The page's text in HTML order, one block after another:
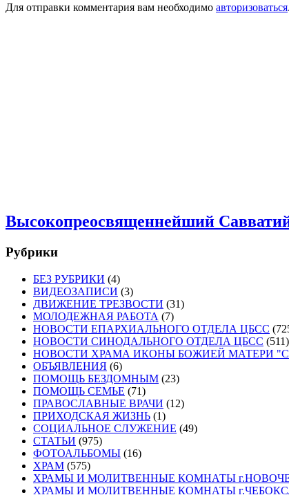
Для отправки комментария вам необходимо авторизоваться.
Высокопреосвященнейший
Рубрики
БЕЗ РУБРИКИ (4)
ВИДЕОЗАПИСИ (3)
ДВИЖЕНИЕ ТРЕЗВОСТИ (31)
МОЛОДЕЖНАЯ РАБОТА (7)
НОВОСТИ ЕПАРХИАЛЬНОГО ОТДЕЛА ЦБСС
НОВОСТИ СИНОДАЛЬНОГО ОТДЕЛА ЦБСС (511)
НОВОСТИ ХРАМА ИКОНЫ БОЖИЕЙ МАТЕРИ
ОБЪЯВЛЕНИЯ (6)
ПОМОЩЬ БЕЗДОМНЫМ (23)
ПОМОЩЬ СЕМЬЕ (71)
ПРАВОСЛАВНЫЕ ВРАЧИ (12)
ПРИХОДСКАЯ ЖИЗНЬ (1)
СОЦИАЛЬНОЕ СЛУЖЕНИЕ (49)
СТАТЬИ (975)
ФОТОАЛЬБОМЫ (16)
ХРАМ (575)
ХРАМЫ И МОЛИТВЕННЫЕ КОМНАТЫ
ХРАМЫ И МОЛИТВЕННЫЕ КОМНАТЫ